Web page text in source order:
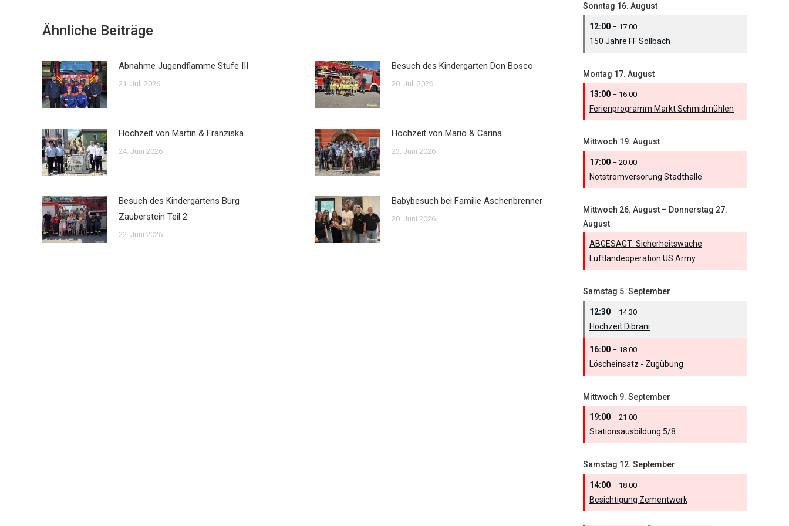
Ähnliche Beiträge
Abnahme Jugendflamme Stufe III
21. Juli 2026
Besuch des Kindergarten Don Bosco
20. Juli 2026
Hochzeit von Martin & Franziska
24. Juni 2026
Hochzeit von Mario & Carina
23. Juni 2026
Besuch des Kindergartens Burg
Zauberstein Teil 2
22. Juni 2026
Babybesuch bei Familie Aschenbrenner
20. Juni 2026
Sonntag 16. August
12:00 – 17:00
150 Jahre FF Sollbach
Montag 17. August
13:00 – 16:00
Ferienprogramm Markt Schmidmühlen
Mittwoch 19. August
17:00 – 20:00
Notstromversorung Stadthalle
Mittwoch 26. August – Donnerstag 27.
August
ABGESAGT: Sicherheitswache
Luftlandeoperation US Army
Samstag 5. September
12:30 – 14:30
Hochzeit Dibrani
16:00 – 18:00
Löscheinsatz - Zugübung
Mittwoch 9. September
19:00 – 21:00
Stationsausbildung 5/8
Samstag 12. September
14:00 – 18:00
Besichtigung Zementwerk